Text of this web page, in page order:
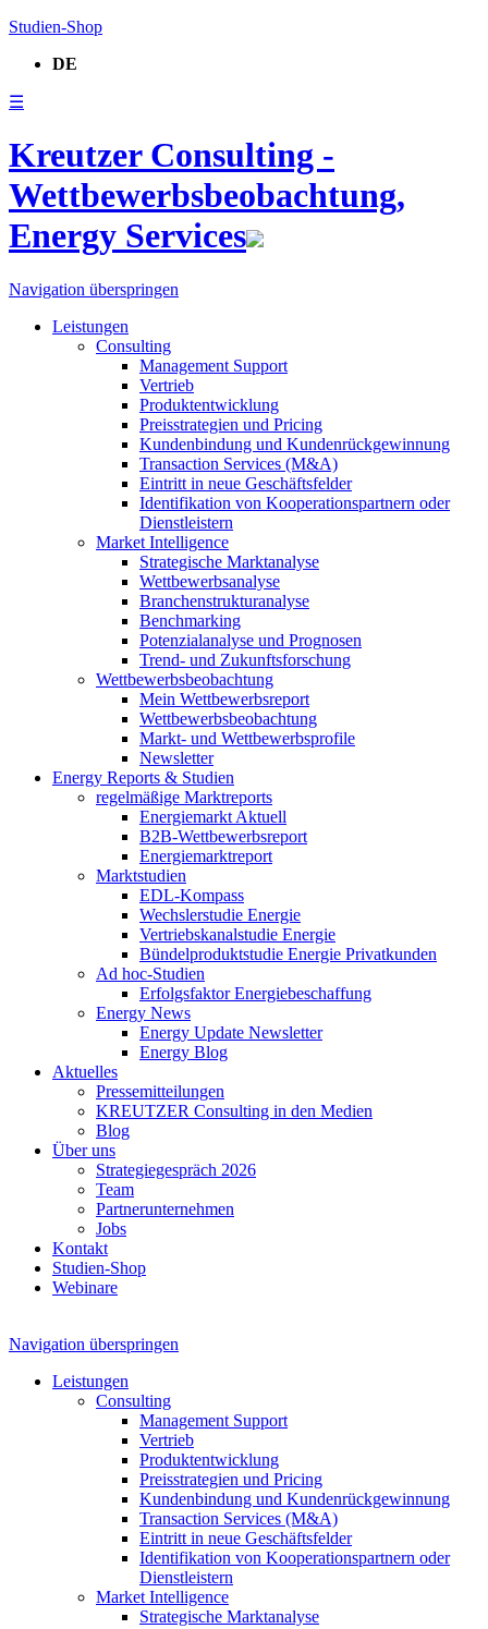
Studien-Shop
DE
☰
Kreutzer Consulting -
Wettbewerbsbeobachtung,
Energy Services
Navigation überspringen
Leistungen
Consulting
Management Support
Vertrieb
Produktentwicklung
Preisstrategien und Pricing
Kundenbindung und Kundenrückgewinnung
Transaction Services (M&A)
Eintritt in neue Geschäftsfelder
Identifikation von Kooperationspartnern oder
Dienstleistern
Market Intelligence
Strategische Marktanalyse
Wettbewerbsanalyse
Branchenstrukturanalyse
Benchmarking
Potenzialanalyse und Prognosen
Trend- und Zukunftsforschung
Wettbewerbs­beobachtung
Mein Wettbewerbsreport
Wettbewerbsbeobachtung
Markt- und Wettbewerbsprofile
Newsletter
Energy Reports & Studien
regelmäßige Marktreports
Energiemarkt Aktuell
B2B-Wettbewerbsreport
Energiemarktreport
Marktstudien
EDL-Kompass
Wechslerstudie Energie
Vertriebskanalstudie Energie
Bündelproduktstudie Energie Privatkunden
Ad hoc-Studien
Erfolgsfaktor Energiebeschaffung
Energy News
Energy Update Newsletter
Energy Blog
Aktuelles
Pressemitteilungen
KREUTZER Consulting in den Medien
Blog
Über uns
Strategiegespräch 2026
Team
Partnerunternehmen
Jobs
Kontakt
Studien-Shop
Webinare
Navigation überspringen
Leistungen
Consulting
Management Support
Vertrieb
Produktentwicklung
Preisstrategien und Pricing
Kundenbindung und Kundenrückgewinnung
Transaction Services (M&A)
Eintritt in neue Geschäftsfelder
Identifikation von Kooperationspartnern oder
Dienstleistern
Market Intelligence
Strategische Marktanalyse